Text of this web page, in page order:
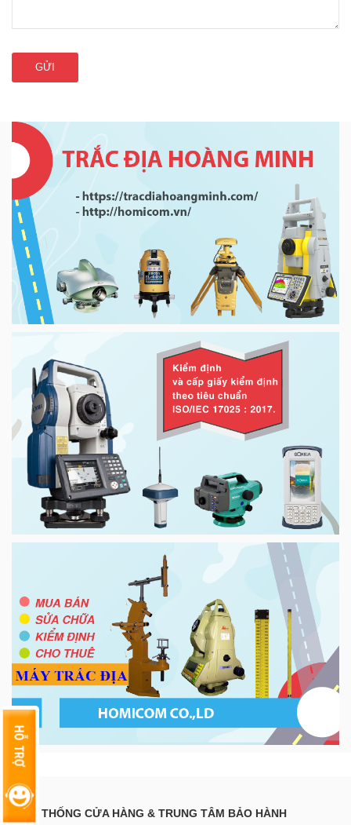
GỬI
HỆ THỐNG CỬA HÀNG & TRUNG TÂM BẢO HÀNH